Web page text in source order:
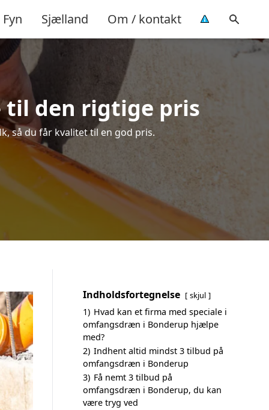
Fyn Sjælland Om / kontakt
til den rigtige pris
så du får kvalitet til en god pris.
Indholdsfortegnelse skjul
1) Hvad kan et firma med speciale i
omfangsdræn i Bonderup hjælpe
med?
2) Indhent altid mindst 3 tilbud på
omfangsdræn i Bonderup
3) Få nemt 3 tilbud på
omfangsdræn i Bonderup, du kan
være tryg ved